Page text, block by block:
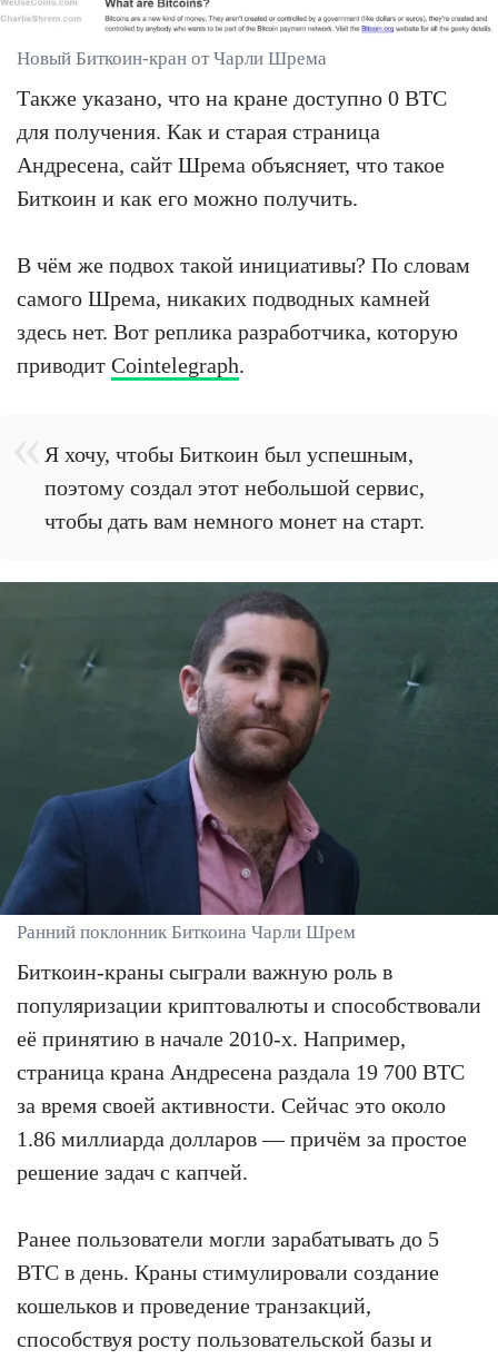
Новый Биткоин-кран от Чарли Шрема
Также указано, что на кране доступно 0 BTC
для получения. Как и старая страница
Андресена, сайт Шрема объясняет, что такое
Биткоин и как его можно получить.
В чём же подвох такой инициативы? По словам
самого Шрема, никаких подводных камней
здесь нет. Вот реплика разработчика, которую
приводит Cointelegraph.
Я хочу, чтобы Биткоин был успешным,
поэтому создал этот небольшой сервис,
чтобы дать вам немного монет на старт.
Ранний поклонник Биткоина Чарли Шрем
Биткоин-краны сыграли важную роль в
популяризации криптовалюты и способствовали
её принятию в начале 2010-х. Например,
страница крана Андресена раздала 19 700 BTC
за время своей активности. Сейчас это около
1.86 миллиарда долларов — причём за простое
решение задач с капчей.
Ранее пользователи могли зарабатывать до 5
BTC в день. Краны стимулировали создание
кошельков и проведение транзакций,
способствуя росту пользовательской базы и